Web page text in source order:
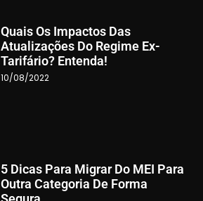
Quais Os Impactos Das
Atualizações Do Regime Ex-
Tarifário? Entenda!
10/08/2022
5 Dicas Para Migrar Do MEI Para
Outra Categoria De Forma